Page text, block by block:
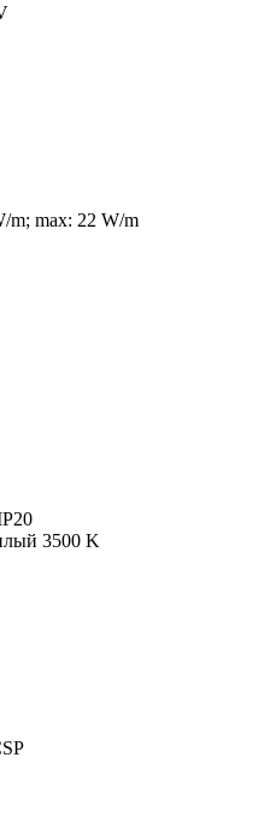
m; max: 22 W/m
3500 K